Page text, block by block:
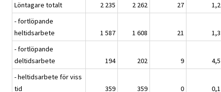
Löntagare totalt
2 235 2 262 27
1,2
- fortlöpande
heltidsarbete
1 587 1 608 21
1,3
- fortlöpande
deltidsarbete
194 202 9
4,5
- heltidsarbete för viss
tid
359 359 0
0,1